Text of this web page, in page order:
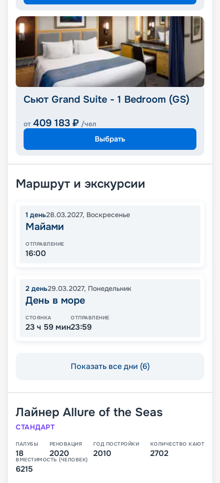
Сьют Grand Suite - 1 Bedroom (GS)
от 409 183 ₽ /чел
Выбрать
Маршрут и экскурсии
1 день28.03.2027, Воскресенье
Майами
ОТПРАВЛЕНИЕ
16:00
2 день29.03.2027, Понедельник
День в море
СТОЯНКА
23 ч 59 мин
ОТПРАВЛЕНИЕ
23:59
Показать все дни (6)
Лайнер Allure of the Seas
СТАНДАРТ
ПАЛУБЫ
18
РЕНОВАЦИЯ
2020
ГОД ПОСТРОЙКИ
2010
КОЛИЧЕСТВО КАЮТ
2702
ВМЕСТИМОСТЬ (ЧЕЛОВЕК)
6215